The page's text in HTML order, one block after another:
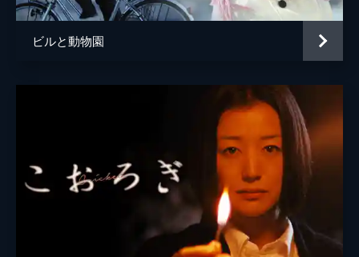
ビルと動物園